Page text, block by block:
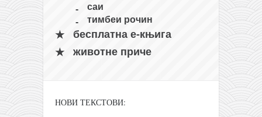
саи
тимбеи рочин
бесплатна е-књига
животне приче
НОВИ ТЕКСТОВИ: